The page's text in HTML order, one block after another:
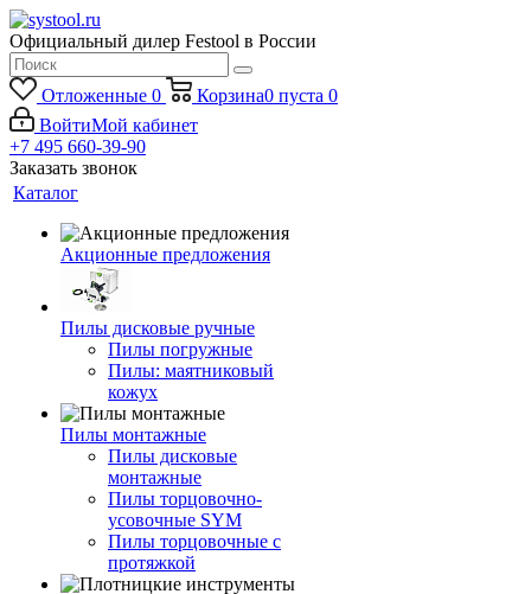
Официальный дилер Festool в России
Отложенные 0 Корзина0 пуста 0
ВойтиМой кабинет
+7 495 660-39-90
Заказать звонок
Каталог
Акционные предложения
Пилы дисковые ручные
Пилы погружные
Пилы: маятниковый
кожух
Пилы монтажные
Пилы дисковые
монтажные
Пилы торцовочно-
усовочные SYM
Пилы торцовочные с
протяжкой